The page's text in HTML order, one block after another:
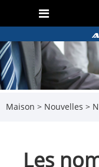
Maison > Nouvelles >
Les